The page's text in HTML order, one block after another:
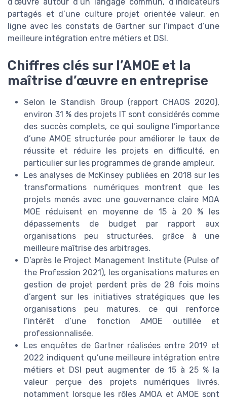
partagés et d’une culture projet orientée valeur, en
ligne avec les constats de Gartner sur l’impact d’une
meilleure intégration entre métiers et DSI.
Chiffres clés sur l’AMOE et la
maîtrise d’œuvre en entreprise
Selon le Standish Group (rapport CHAOS 2020),
environ 31 % des projets IT sont considérés comme
des succès complets, ce qui souligne l’importance
d’une AMOE structurée pour améliorer le taux de
réussite et réduire les projets en difficulté, en
particulier sur les programmes de grande ampleur.
Les analyses de McKinsey publiées en 2018 sur les
transformations numériques montrent que les
projets menés avec une gouvernance claire MOA
MOE réduisent en moyenne de 15 à 20 % les
dépassements de budget par rapport aux
organisations peu structurées, grâce à une
meilleure maîtrise des arbitrages.
D’après le Project Management Institute (Pulse of
the Profession 2021), les organisations matures en
gestion de projet perdent près de 28 fois moins
d’argent sur les initiatives stratégiques que les
organisations peu matures, ce qui renforce
l’intérêt d’une fonction AMOE outillée et
professionnalisée.
Les enquêtes de Gartner réalisées entre 2019 et
2022 indiquent qu’une meilleure intégration entre
métiers et DSI peut augmenter de 15 à 25 % la
valeur perçue des projets numériques livrés,
notamment lorsque les rôles AMOA et AMOE sont